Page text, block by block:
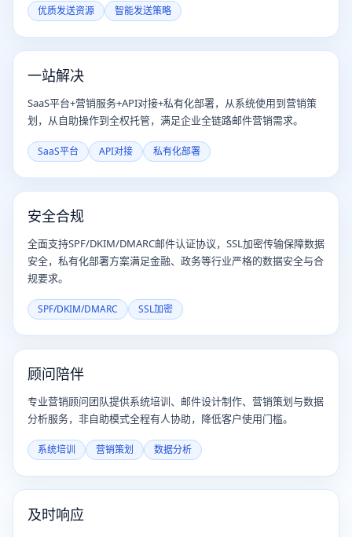
优质发送资源 智能发送策略
一站解决
SaaS平台+营销服务+API对接+私有化部署，从系统使用到营销策
划，从自助操作到全权托管，满足企业全链路邮件营销需求。
SaaS平台 API对接 私有化部署
安全合规
全面支持SPF/DKIM/DMARC邮件认证协议，SSL加密传输保障数据
安全，私有化部署方案满足金融、政务等行业严格的数据安全与合
规要求。
SPF/DKIM/DMARC SSL加密
顾问陪伴
专业营销顾问团队提供系统培训、邮件设计制作、营销策划与数据
分析服务，非自助模式全程有人协助，降低客户使用门槛。
系统培训 营销策划 数据分析
及时响应